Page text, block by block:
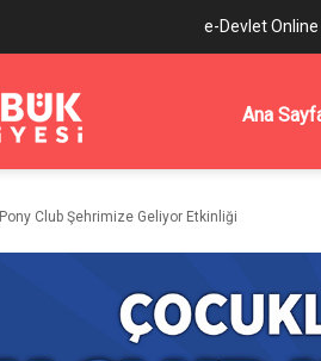
e-Devlet
Ana
Pony Club Şehrimize Geliyor Etkinliği